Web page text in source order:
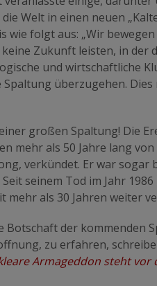
Welt in einen neuen
wie folgt aus: „Wir
keine Zukunft leisten, in
und wirtschaftliche
überzugehen. Dies
großen Spaltung! Die
mehr als 50 Jahre lang
verkündet. Er war sogar
Seit seinem Tod im Jahr
mehr als 30 Jahren weiter
Botschaft der kommenden
zu erfahren,
Armageddon steht vor